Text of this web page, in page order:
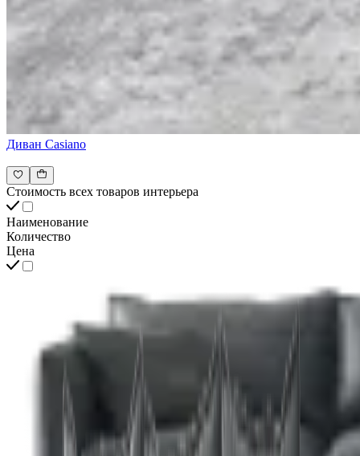
Диван Casiano
Стоимость всех товаров интерьера
Наименование
Количество
Цена